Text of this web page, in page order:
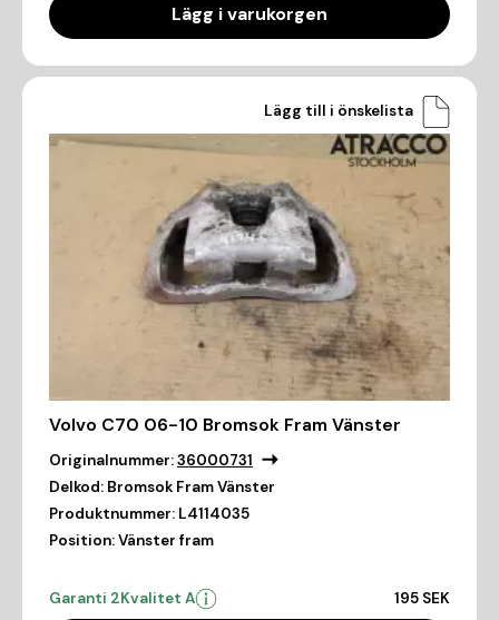
Lägg i varukorgen
Lägg till i önskelista
Volvo C70 06-10 Bromsok Fram Vänster
Originalnummer:36000731
Delkod: Bromsok Fram Vänster
Produktnummer: L4114035
Position:Vänster fram
Garanti 2Kvalitet A 195 SEK